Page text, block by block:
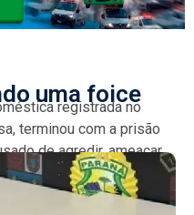
uma foice
registrada no
terminou com a prisão
de agredir, ameaçar...